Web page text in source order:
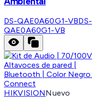
DS-QAE0A60G1-VBDS-
QAE0A60G1-VB
HIKVISIONNuevo